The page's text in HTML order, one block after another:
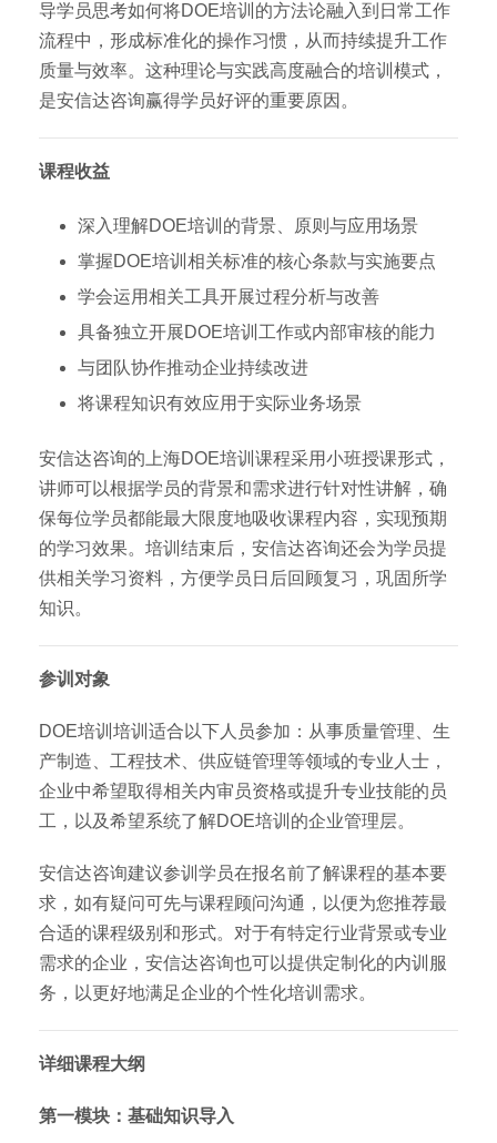
导学员思考如何将DOE培训的方法论融入到日常工作
流程中，形成标准化的操作习惯，从而持续提升工作
质量与效率。这种理论与实践高度融合的培训模式，
是安信达咨询赢得学员好评的重要原因。
课程收益
深入理解DOE培训的背景、原则与应用场景
掌握DOE培训相关标准的核心条款与实施要点
学会运用相关工具开展过程分析与改善
具备独立开展DOE培训工作或内部审核的能力
与团队协作推动企业持续改进
将课程知识有效应用于实际业务场景
安信达咨询的上海DOE培训课程采用小班授课形式，
讲师可以根据学员的背景和需求进行针对性讲解，确
保每位学员都能最大限度地吸收课程内容，实现预期
的学习效果。培训结束后，安信达咨询还会为学员提
供相关学习资料，方便学员日后回顾复习，巩固所学
知识。
参训对象
DOE培训培训适合以下人员参加：从事质量管理、生
产制造、工程技术、供应链管理等领域的专业人士，
企业中希望取得相关内审员资格或提升专业技能的员
工，以及希望系统了解DOE培训的企业管理层。
安信达咨询建议参训学员在报名前了解课程的基本要
求，如有疑问可先与课程顾问沟通，以便为您推荐最
合适的课程级别和形式。对于有特定行业背景或专业
需求的企业，安信达咨询也可以提供定制化的内训服
务，以更好地满足企业的个性化培训需求。
详细课程大纲
第一模块：基础知识导入